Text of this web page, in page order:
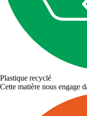
Plastique recyclé
Cette matière nous engage